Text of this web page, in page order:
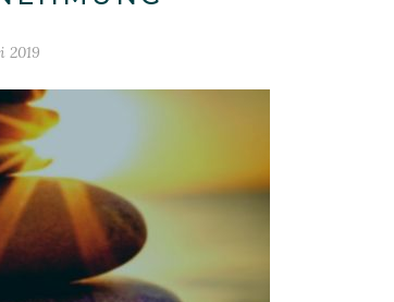
2019